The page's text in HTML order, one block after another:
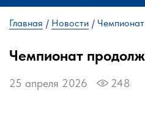
Главная Новости
Чемпионат
25 апреля 2026 248